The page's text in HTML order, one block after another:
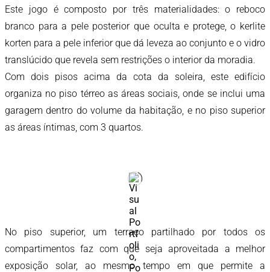
Este jogo é composto por três materialidades: o reboco
branco para a pele posterior que oculta e protege, o kerlite
korten para a pele inferior que dá leveza ao conjunto e o vidro
translúcido que revela sem restrições o interior da moradia.
Com dois pisos acima da cota da soleira, este edifício
organiza no piso térreo as áreas sociais, onde se inclui uma
garagem dentro do volume da habitação, e no piso superior
as áreas íntimas, com 3 quartos.
No piso superior, um terraço partilhado por todos os
compartimentos faz com que seja aproveitada a melhor
exposição solar, ao mesmo tempo em que permite a